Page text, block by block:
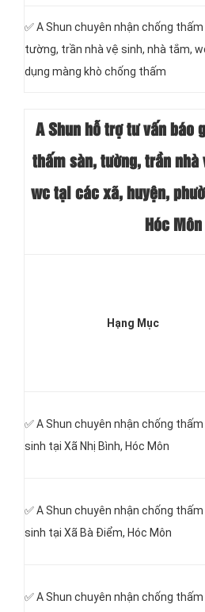
✅ A Shun chuyên nhận chống thấm
tường, trần nhà vệ sinh, nhà tắm,
dụng màng khò chống thấm
A Shun hỗ trợ tư vấn báo
thấm sàn, tường, trần nhà
wc tại các xã, huyện,
Hóc Môn
Hạng Mục
✅ A Shun chuyên nhận chống
sinh tại Xã Nhị Bình, Hóc Môn
✅ A Shun chuyên nhận chống
sinh tại Xã Bà Điểm, Hóc Môn
✅ A Shun chuyên nhận chống